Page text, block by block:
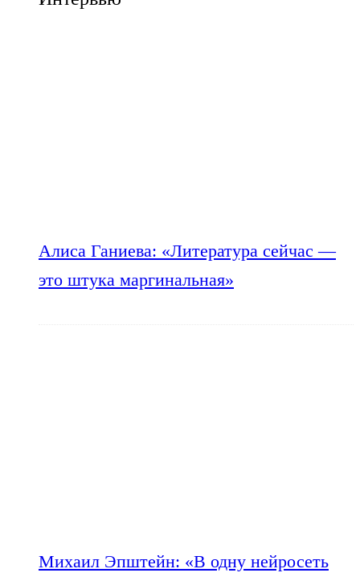
Алиса Ганиева: «Литература сейчас —
это штука маргинальная»
Михаил Эпштейн: «В одну нейросеть